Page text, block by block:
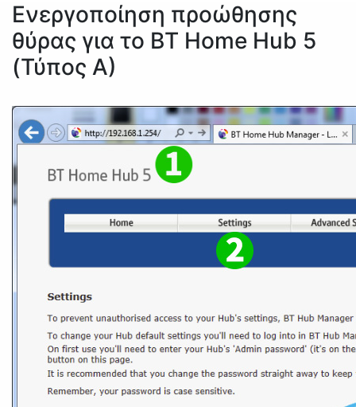
Ενεργοποίηση προώθησης
θύρας για το BT Home Hub 5
(Τύπος A)